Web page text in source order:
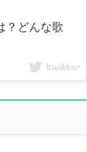
？どんな歌